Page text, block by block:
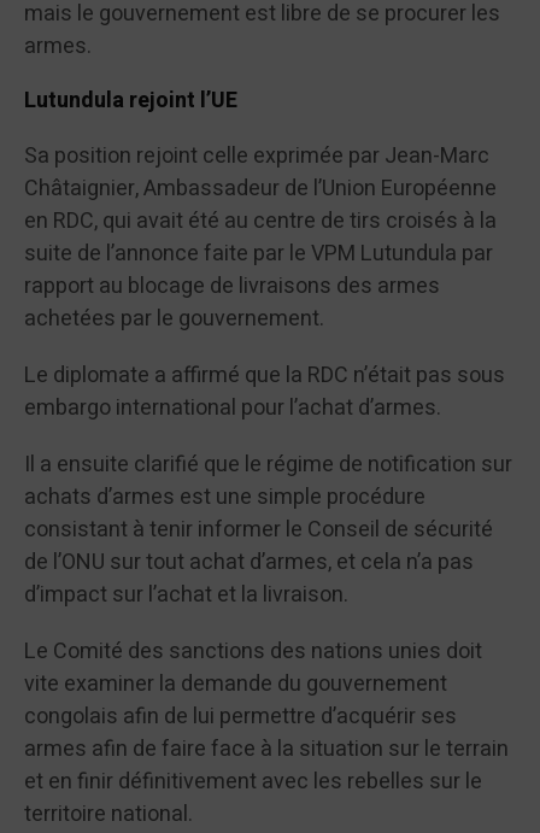
mais le gouvernement est libre de se procurer les
armes.
Lutundula rejoint l’UE
Sa position rejoint celle exprimée par Jean-Marc
Châtaignier, Ambassadeur de l’Union Européenne
en RDC, qui avait été au centre de tirs croisés à la
suite de l’annonce faite par le VPM Lutundula par
rapport au blocage de livraisons des armes
achetées par le gouvernement.
Le diplomate a affirmé que la RDC n’était pas sous
embargo international pour l’achat d’armes.
Il a ensuite clarifié que le régime de notification sur
achats d’armes est une simple procédure
consistant à tenir informer le Conseil de sécurité
de l’ONU sur tout achat d’armes, et cela n’a pas
d’impact sur l’achat et la livraison.
Le Comité des sanctions des nations unies doit
vite examiner la demande du gouvernement
congolais afin de lui permettre d’acquérir ses
armes afin de faire face à la situation sur le terrain
et en finir définitivement avec les rebelles sur le
territoire national.